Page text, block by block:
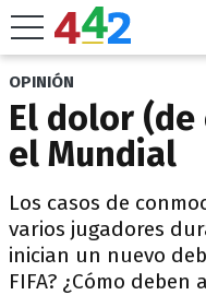
OPINIÓN
El dolor (de
el Mundial
Los casos de
varios jugadores
inician un nuevo
FIFA? ¿Cómo